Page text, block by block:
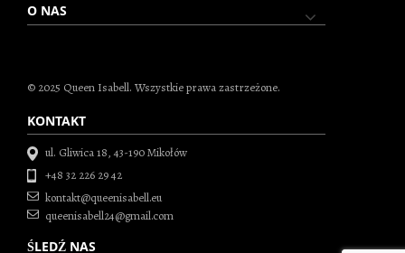
O NAS
© 2025 Queen Isabell. Wszystkie prawa zastrzeżone.
KONTAKT
ul. Gliwica 18, 43-190 Mikołów
+48 32 226 29 42
kontakt@queenisabell.eu
queenisabell24@gmail.com
ŚLEDŹ NAS